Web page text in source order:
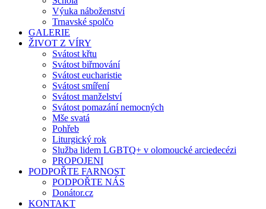
Výuka náboženství
Trnavské spolčo
GALERIE
ŽIVOT Z VÍRY
Svátost křtu
Svátost biřmování
Svátost eucharistie
Svátost smíření
Svátost manželství
Svátost pomazání nemocných
Mše svatá
Pohřeb
Liturgický rok
Služba lidem LGBTQ+ v olomoucké arciedecézi
PROPOJENI
PODPOŘTE FARNOST
PODPOŘTE NÁS
Donátor.cz
KONTAKT